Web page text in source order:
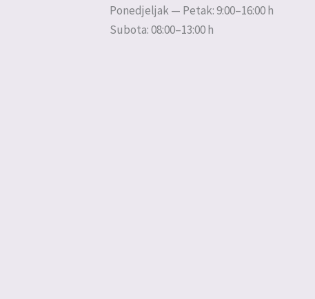
Ponedjeljak — Petak: 9:00–16:00 h
Subota: 08:00–13:00 h